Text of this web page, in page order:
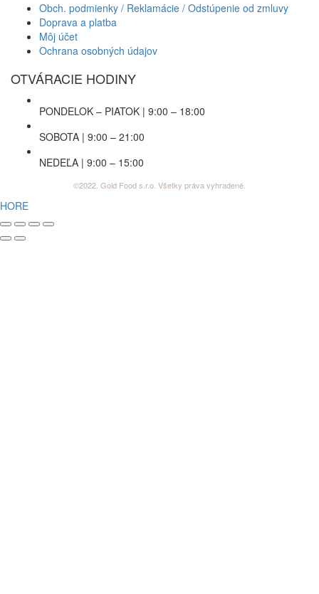
Obch. podmienky / Reklamácie / Odstúpenie od zmluvy
Doprava a platba
Môj účet
Ochrana osobných údajov
OTVÁRACIE HODINY
PONDELOK – PIATOK | 9:00 – 18:00
SOBOTA | 9:00 – 21:00
NEDEĽA | 9:00 – 15:00
©2022. Gold Food s.r.o. Všetky práva vyhradené.
HORE